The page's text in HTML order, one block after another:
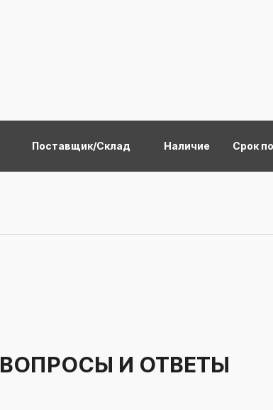
Поставщик/Склад Наличие Срок
ВОПРОСЫ И ОТВЕТЫ